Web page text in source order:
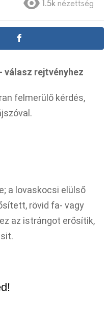
1.5k nézettség
rejtvényhez
felmerülő kérdés,
a lovaskocsi elülső
rövid fa- vagy
az istrángot erősítik,